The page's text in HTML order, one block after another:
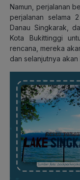
Namun, perjalanan
perjalanan selama
Danau Singkarak,
Kota Bukittinggi
rencana, mereka
dan selanjutnya